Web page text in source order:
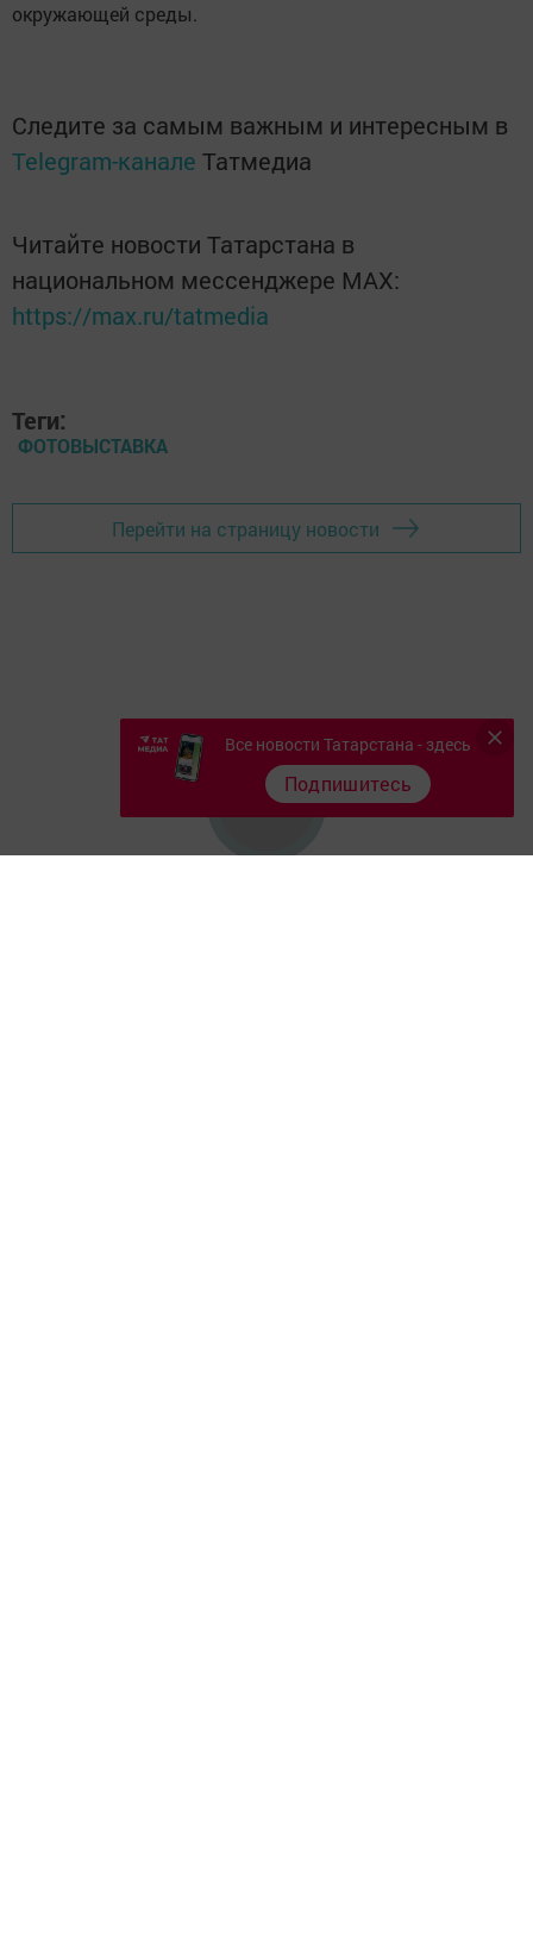
окружающей среды.
Следите за самым важным и интересным в
Telegram-канале Татмедиа
Читайте новости Татарстана в
национальном мессенджере MАХ:
https://max.ru/tatmedia
Теги:
ФОТОВЫСТАВКА
Перейти на страницу новости
Все новости Татарстана - здесь
Подпишитесь